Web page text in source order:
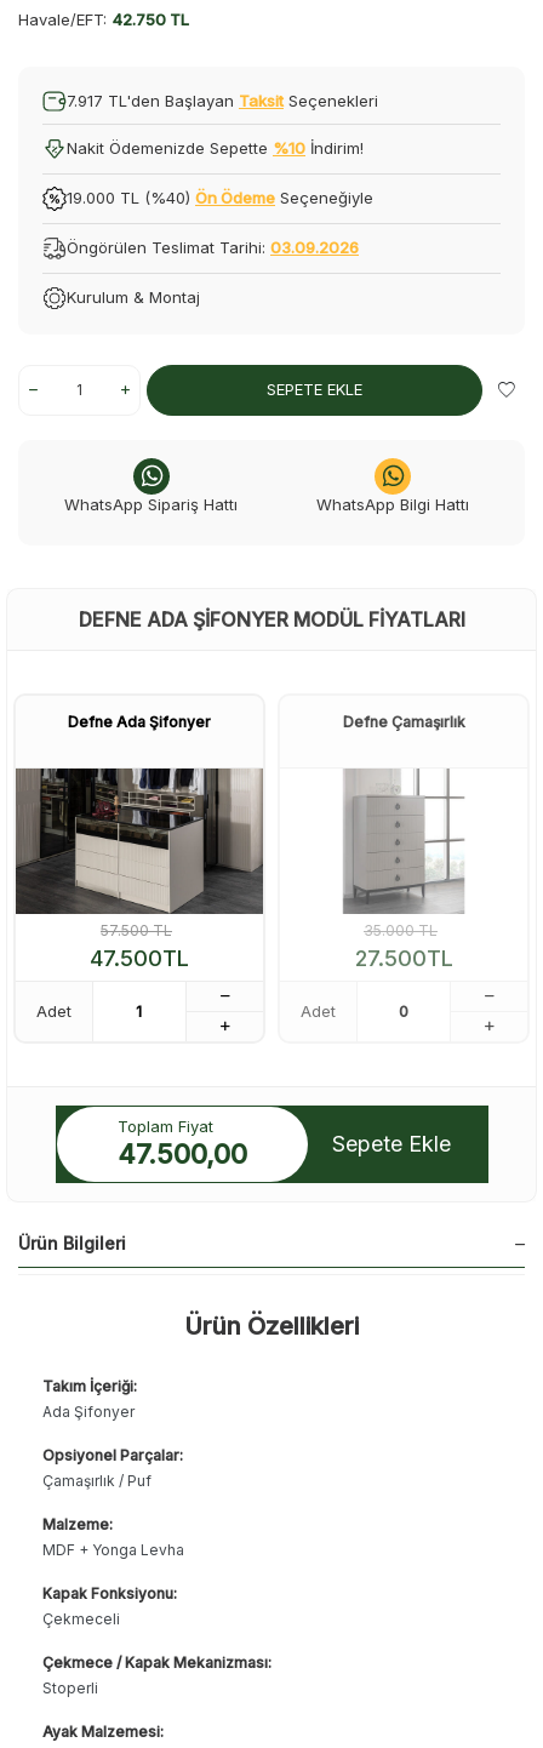
Havale/EFT: 42.750 TL
7.917 TL'den Başlayan Taksit Seçenekleri
Nakit Ödemenizde Sepette %10 İndirim!
19.000 TL (%40) Ön Ödeme Seçeneğiyle
Öngörülen Teslimat Tarihi: 03.09.2026
Kurulum & Montaj
SEPETE EKLE
WhatsApp Sipariş Hattı WhatsApp Bilgi Hattı
DEFNE ADA ŞIFONYER MODÜL FIYATLARI
Defne Ada Şifonyer
57.500TL
47.500TL
Adet
Defne Çamaşırlık
35.000TL
27.500TL
Adet
Toplam Fiyat
47.500,00 Sepete Ekle
Ürün Bilgileri
Ürün Özellikleri
Takım İçeriği:
Ada Şifonyer
Opsiyonel Parçalar:
Çamaşırlık / Puf
Malzeme:
MDF + Yonga Levha
Kapak Fonksiyonu:
Çekmeceli
Çekmece / Kapak Mekanizması:
Stoperli
Ayak Malzemesi: